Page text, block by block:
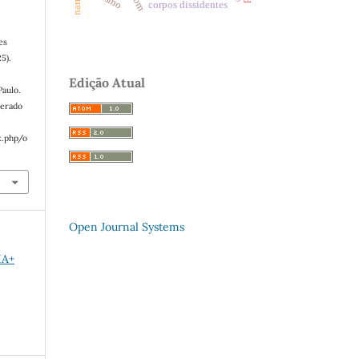
o
corpos dissidentes
Edição Atual
Open Journal Systems